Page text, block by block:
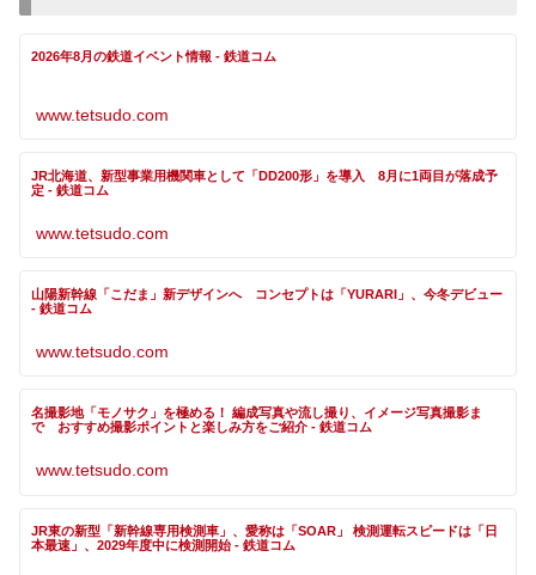
2026年8月の鉄道イベント情報 - 鉄道コム
www.tetsudo.com
JR北海道、新型事業用機関車として「DD200形」を導入 8月に1両目が落成予
定 - 鉄道コム
www.tetsudo.com
山陽新幹線「こだま」新デザインへ コンセプトは「YURARI」、今冬デビュー
- 鉄道コム
www.tetsudo.com
名撮影地「モノサク」を極める！ 編成写真や流し撮り、イメージ写真撮影ま
で おすすめ撮影ポイントと楽しみ方をご紹介 - 鉄道コム
www.tetsudo.com
JR東の新型「新幹線専用検測車」、愛称は「SOAR」 検測運転スピードは「日
本最速」、2029年度中に検測開始 - 鉄道コム